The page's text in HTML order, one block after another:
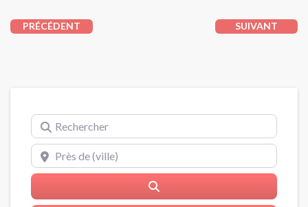
PRÉCÉDENT SUIVANT
Rechercher
Près de (ville)